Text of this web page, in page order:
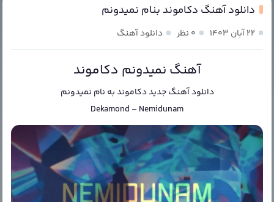
دانلود آهنگ دکاموند بنام نمیدونم
۲۲ آبان ۱۴۰۳ ۰ نظر دانلود آهنگ
آهنگ نمیدونم دکاموند
دانلود آهنگ جدیددکاموندبه نام نمیدونم
Dekamond –Nemidunam